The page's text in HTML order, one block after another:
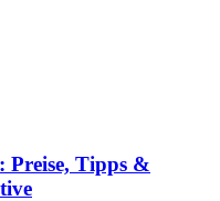
Preise, Tipps &